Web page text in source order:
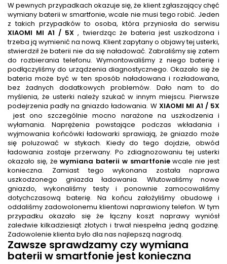
W pewnych przypadkach okazuje się, że klient zgłaszający chęć
wymiany baterii w smartfonie, wcale nie musi tego robić. Jeden
z takich przypadków to osoba, która przyniosła do serwisu
XIAOMI MI A1 / 5X, twierdząc że bateria jest uszkodzona i
trzeba ją wymienić na nową. Klient zapytany o objawy tej usterki,
stwierdził że baterii nie da się naładować. Zabraliśmy się zatem
do rozbierania telefonu. Wymontowaliśmy z niego baterię i
podłączyliśmy do urządzenia diagnostycznego. Okazało się że
bateria może być w ten sposób naładowana i rozładowana,
bez żadnych dodatkowych problemów. Dało nam to do
myślenia, że usterki należy szukać w innym miejscu. Pierwsze
podejrzenia padły na gniazdo ładowania. W XIAOMI MI A1 / 5X
jest ono szczególnie mocno narażone na uszkodzenia i
wyłamania. Naprężenia powstające podczas wkładania i
wyjmowania końcówki ładowarki sprawiają, że gniazdo może
się poluzować w stykach. Kiedy do tego dojdzie, obwód
ładowania zostaje przerwany. Po zdiagnozowaniu tej usterki
okazało się, żewymiana baterii w smartfoniewcale nie jest
konieczna. Zamiast tego wykonana została naprawa
uszkodzonego gniazda ładowania. Wlutowaliśmy nowe
gniazdo, wykonaliśmy testy i ponownie zamocowaliśmy
dotychczasową baterię. Na końcu założyliśmy obudowę i
oddaliśmy zadowolonemu klientowi naprawiony telefon. W tym
przypadku okazało się że łączny koszt naprawy wyniósł
zaledwie kilkadziesiąt złotych i trwał niespełna jedną godzinę.
Zadowolenie klienta było dla nas najlepszą nagrodą.
Zawsze sprawdzamy czy wymiana
baterii w smartfonie jest konieczna